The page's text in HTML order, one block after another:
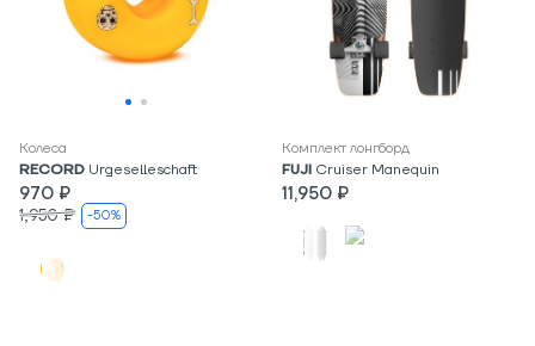
Колеса
RECORD Urgeselleschaft
970 ₽
1,950 ₽ -50%
Комплект лонгборд
FUJI Cruiser Manequin
11,950 ₽